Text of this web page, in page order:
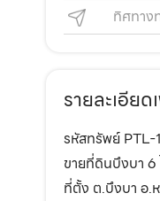
ทิศทาง
รายละเอียด
รหัสทรัพย์ PTL-
ขายที่ดินบึงบา 6
ที่ตั้ง ต.บึงบา อ.